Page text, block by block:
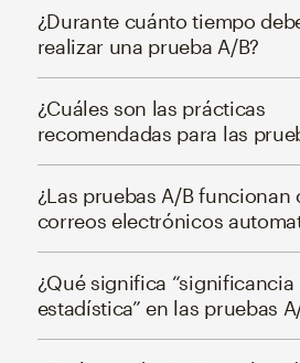
¿Durante cuánto tiempo
realizar una prueba A/B?
¿Cuáles son las prácticas
recomendadas para las
¿Las pruebas A/B funcionan
correos electrónicos
¿Qué significa “significancia
estadística” en las pruebas